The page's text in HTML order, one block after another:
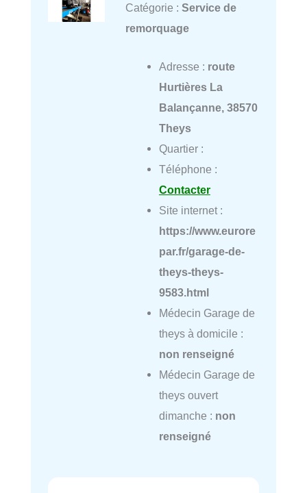
Catégorie : Service de
remorquage
Adresse : route
Hurtières La
Balançanne, 38570
Theys
Quartier :
Téléphone :
Contacter
Site internet :
https://www.eurore
par.fr/garage-de-
theys-theys-
9583.html
Médecin Garage de
theys à domicile :
non renseigné
Médecin Garage de
theys ouvert
dimanche : non
renseigné